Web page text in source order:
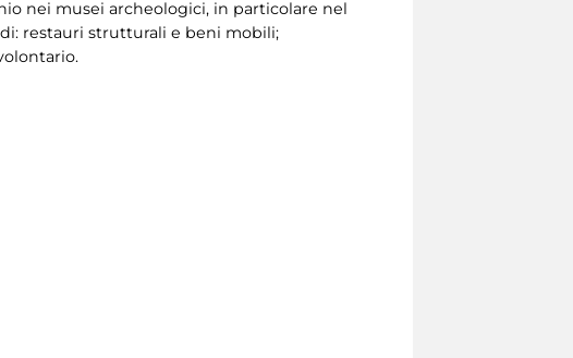
nei musei archeologici, in particolare nel
restauri strutturali e beni mobili;